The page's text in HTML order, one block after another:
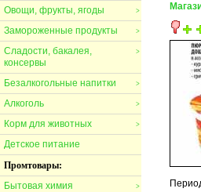
>
Овощи, фрукты, ягоды
>
Замороженные продукты
>
Сладости, бакалея,
консервы
>
Безалкогольные напитки
>
Алкоголь
>
Корм для животных
Детское питание
Промтовары:
>
Бытовая химия